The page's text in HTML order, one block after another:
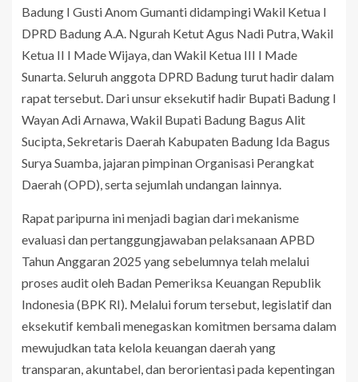
Badung I Gusti Anom Gumanti didampingi Wakil Ketua I
DPRD Badung A.A. Ngurah Ketut Agus Nadi Putra, Wakil
Ketua II I Made Wijaya, dan Wakil Ketua III I Made
Sunarta. Seluruh anggota DPRD Badung turut hadir dalam
rapat tersebut. Dari unsur eksekutif hadir Bupati Badung I
Wayan Adi Arnawa, Wakil Bupati Badung Bagus Alit
Sucipta, Sekretaris Daerah Kabupaten Badung Ida Bagus
Surya Suamba, jajaran pimpinan Organisasi Perangkat
Daerah (OPD), serta sejumlah undangan lainnya.
Rapat paripurna ini menjadi bagian dari mekanisme
evaluasi dan pertanggungjawaban pelaksanaan APBD
Tahun Anggaran 2025 yang sebelumnya telah melalui
proses audit oleh Badan Pemeriksa Keuangan Republik
Indonesia (BPK RI). Melalui forum tersebut, legislatif dan
eksekutif kembali menegaskan komitmen bersama dalam
mewujudkan tata kelola keuangan daerah yang
transparan, akuntabel, dan berorientasi pada kepentingan